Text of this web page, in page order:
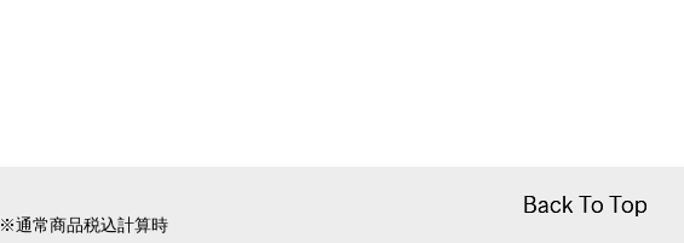
Back To Top
Back To Top
※通常商品税込計算時